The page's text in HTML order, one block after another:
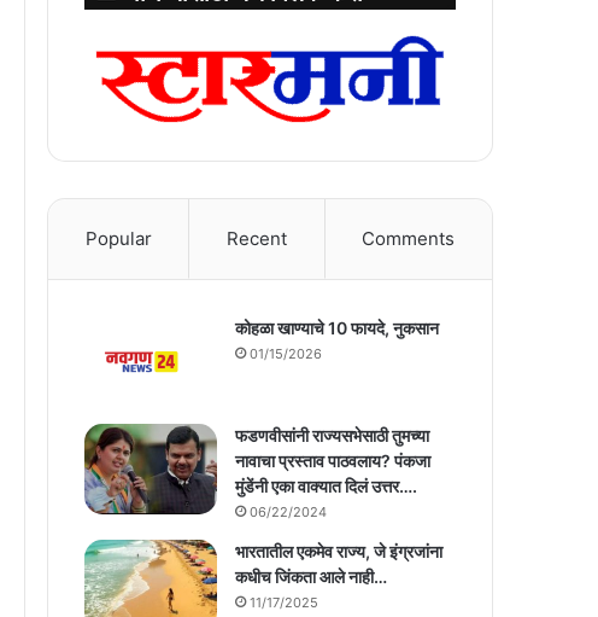
Popular Recent Comments
कोहळा खाण्याचे 10 फायदे, नुकसान
01/15/2026
फडणवीसांनी राज्यसभेसाठी तुमच्या
नावाचा प्रस्ताव पाठवलाय? पंकजा
मुंडेंनी एका वाक्यात दिलं उत्तर….
06/22/2024
भारतातील एकमेव राज्य, जे इंग्रजांना
कधीच जिंकता आले नाही…
11/17/2025